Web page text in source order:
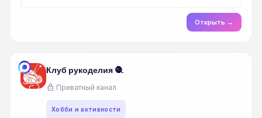
Открыть →
Клуб рукоделия 🧶
lock Приватный канал
Хобби и активности